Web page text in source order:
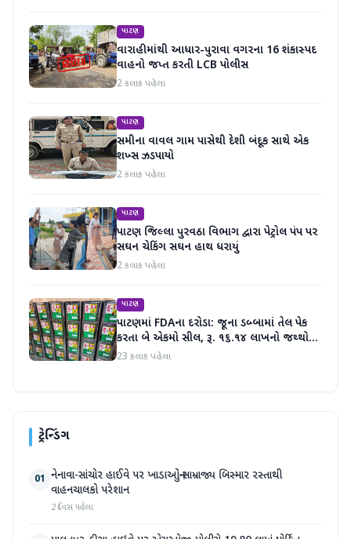
પાટણ
વારાહીમાંથી આધાર-પુરાવા વગરના 16 શંકાસ્પદ
વાહનો જપ્ત કરતી LCB પોલીસ
2 કલાક પહેલા
પાટણ
સમીના વાવલ ગામ પાસેથી દેશી બંદૂક સાથે એક
શખ્સ ઝડપાયો
2 કલાક પહેલા
પાટણ
પાટણ જિલ્લા પુરવઠા વિભાગ દ્વારા પેટ્રોલ પંપ પર
સઘન ચેકિંગ સઘન હાથ ધરાયું
2 કલાક પહેલા
પાટણ
પાટણમાં FDAના દરોડા: જૂના ડબ્બામાં તેલ પેક
કરતા બે એકમો સીલ, રૂ. ૧૬.૧૪ લાખનો જથ્થો
જપ્ત
23 કલાક પહેલા
ટ્રેન્ડિંગ
01 નેનાવા-સાંચોર હાઈવે પર ખાડાઓનું સામ્રાજ્ય બિસ્માર રસ્તાથી
વાહનચાલકો પરેશાન
2 દિવસ પહેલા